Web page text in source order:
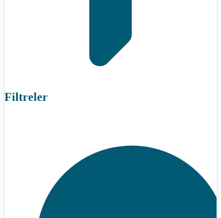
Filtreler